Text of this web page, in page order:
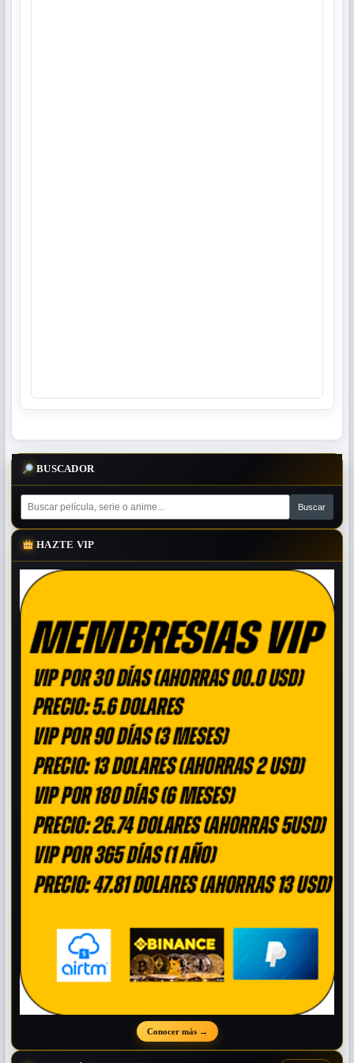
BUSCADOR
HAZTE VIP
Conocer más →